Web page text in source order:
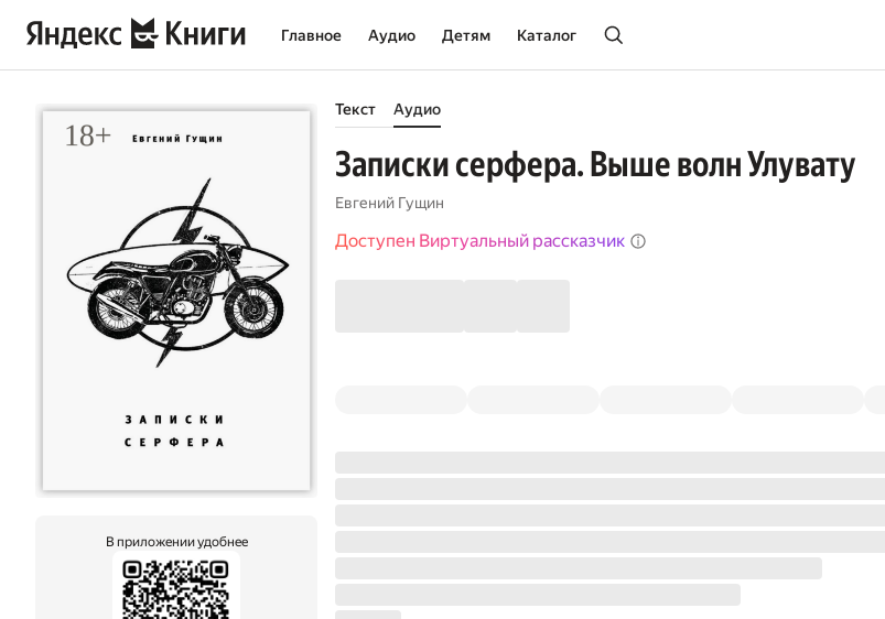
Главное Аудио Детям Каталог
В приложении удобнее
Текст Аудио
Записки серфера. Выше волн Улувату
Евгений Гущин
Доступен Виртуальный рассказчик